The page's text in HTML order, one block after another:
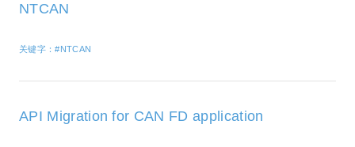
NTCAN
关键字：#NTCAN
API Migration for CAN FD application